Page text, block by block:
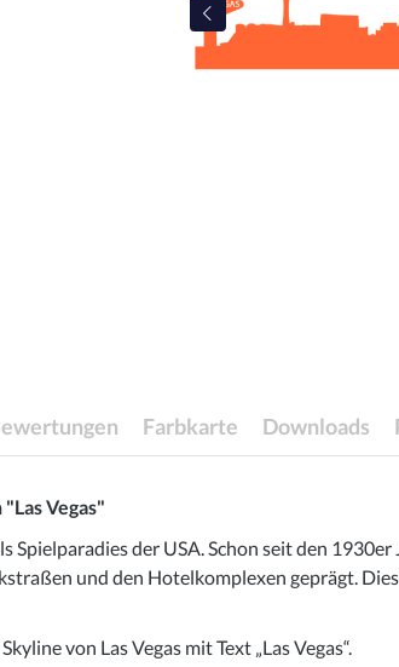
Farbkarte Downloads
Vegas"
Spielparadies der USA. Schon seit den
und den Hotelkomplexen geprägt.
von Las Vegas mit Text „Las Vegas“.